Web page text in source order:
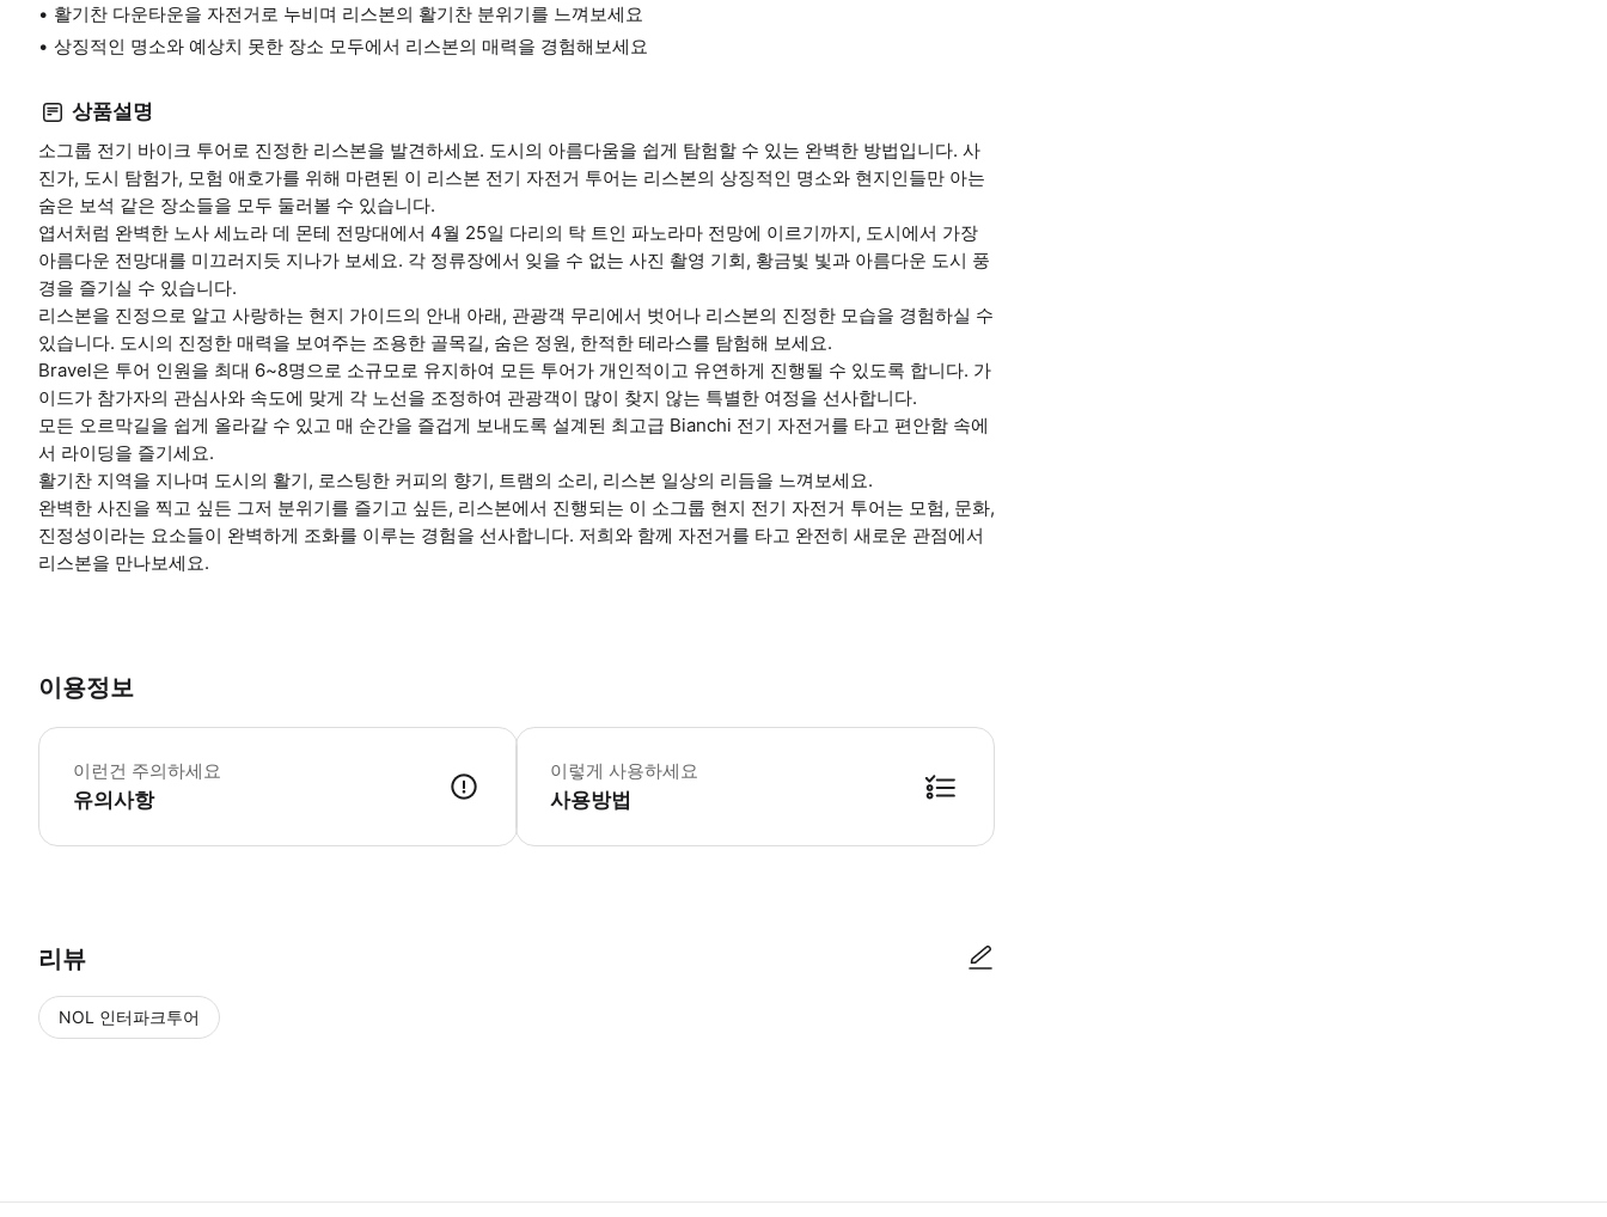
활기찬 다운타운을 자전거로 누비며 리스본의 활기찬 분위기를 느껴보세요
상징적인 명소와 예상치 못한 장소 모두에서 리스본의 매력을 경험해보세요
상품설명
소그룹 전기 바이크 투어로 진정한 리스본을 발견하세요. 도시의 아름다움을 쉽게 탐험할 수 있는 완벽한 방법입니다. 사
진가, 도시 탐험가, 모험 애호가를 위해 마련된 이 리스본 전기 자전거 투어는 리스본의 상징적인 명소와 현지인들만 아는
숨은 보석 같은 장소들을 모두 둘러볼 수 있습니다.
엽서처럼 완벽한 노사 세뇨라 데 몬테 전망대에서 4월 25일 다리의 탁 트인 파노라마 전망에 이르기까지, 도시에서 가장
아름다운 전망대를 미끄러지듯 지나가 보세요. 각 정류장에서 잊을 수 없는 사진 촬영 기회, 황금빛 빛과 아름다운 도시 풍
경을 즐기실 수 있습니다.
리스본을 진정으로 알고 사랑하는 현지 가이드의 안내 아래, 관광객 무리에서 벗어나 리스본의 진정한 모습을 경험하실 수
있습니다. 도시의 진정한 매력을 보여주는 조용한 골목길, 숨은 정원, 한적한 테라스를 탐험해 보세요.
Bravel은 투어 인원을 최대 6~8명으로 소규모로 유지하여 모든 투어가 개인적이고 유연하게 진행될 수 있도록 합니다. 가
이드가 참가자의 관심사와 속도에 맞게 각 노선을 조정하여 관광객이 많이 찾지 않는 특별한 여정을 선사합니다.
모든 오르막길을 쉽게 올라갈 수 있고 매 순간을 즐겁게 보내도록 설계된 최고급 Bianchi 전기 자전거를 타고 편안함 속에
서 라이딩을 즐기세요.
활기찬 지역을 지나며 도시의 활기, 로스팅한 커피의 향기, 트램의 소리, 리스본 일상의 리듬을 느껴보세요.
완벽한 사진을 찍고 싶든 그저 분위기를 즐기고 싶든, 리스본에서 진행되는 이 소그룹 현지 전기 자전거 투어는 모험, 문화,
진정성이라는 요소들이 완벽하게 조화를 이루는 경험을 선사합니다. 저희와 함께 자전거를 타고 완전히 새로운 관점에서
리스본을 만나보세요.
이용정보
이런건 주의하세요
유의사항
이 투어는 리스본의 인기 있는 지역과 덜 알려진 지역을 모두 포함합니다. * 소요시간 : 180분 (옵션에 따라 소요 시간이 다를 수 있으니, 예약 시 확인 부탁드
이렇게 사용하세요
사용방법
리뷰
NOL 인터파크투어